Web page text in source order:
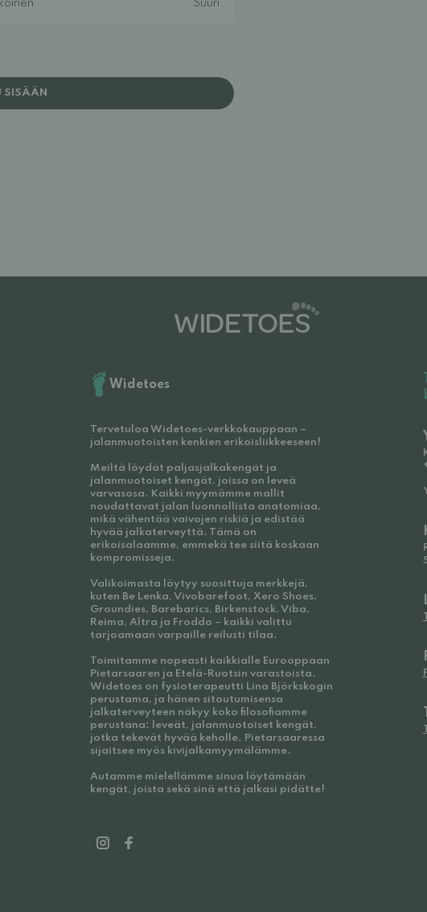
SISÄÄN
Widetoes
Tervetuloa Widetoes-verkkokauppaan –
jalanmuotoisten kenkien erikoisliikkeeseen!
Meiltä löydät paljasjalkakengät ja
jalanmuotoiset kengät, joissa on leveä
varvasosa. Kaikki myymämme mallit
noudattavat jalan luonnollista anatomiaa,
mikä vähentää vaivojen riskiä ja edistää
hyvää jalkaterveyttä. Tämä on
erikoisalaamme, emmekä tee siitä koskaan
kompromisseja.
Valikoimasta löytyy suosittuja merkkejä,
kuten Be Lenka, Vivobarefoot, Xero Shoes,
Groundies, Barebarics, Birkenstock, Viba,
Reima, Altra ja Froddo – kaikki valittu
tarjoamaan varpaille reilusti tilaa.
Toimitamme nopeasti kaikkialle Eurooppaan
Pietarsaaren ja Etelä-Ruotsin varastoista.
Widetoes on fysioterapeutti Lina Björkskogin
perustama, ja hänen sitoutumisensa
jalkaterveyteen näkyy koko filosofiamme
perustana: leveät, jalanmuotoiset kengät,
jotka tekevät hyvää keholle. Pietarsaaressa
sijaitsee myös kivijalkamyymälämme.
Autamme mielellämme sinua löytämään
kengät, joista sekä sinä että jalkasi pidätte!